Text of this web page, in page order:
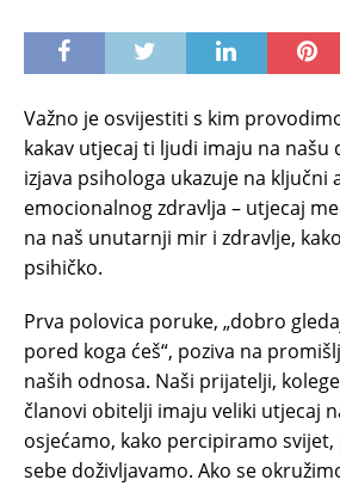
Važno je osvijestiti s kim
kakav utjecaj ti ljudi imaju na našu
izjava psihologa ukazuje na ključni
emocionalnog zdravlja – utjecaj
na naš unutarnji mir i zdravlje,
psihičko.
Prva polovica poruke, „dobro
pored koga ćeš“, poziva na
naših odnosa. Naši prijatelji,
članovi obitelji imaju veliki utjecaj
osjećamo, kako percipiramo svijet,
sebe doživljavamo. Ako se